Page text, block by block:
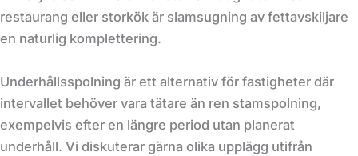
restaurang eller storkök är slamsugning av fettavskiljare
en naturlig komplettering.
Underhållsspolning är ett alternativ för fastigheter där
intervallet behöver vara tätare än ren stamspolning,
exempelvis efter en längre period utan planerat
underhåll. Vi diskuterar gärna olika upplägg utifrån